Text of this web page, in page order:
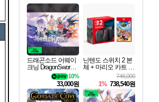
최대 90% 할인가를 만나보세요!
네이버혜택과 함께 만나보세요!
50%할인&추가 적립까지!
이니&베니 혜택까지!
네이버 혜택가와 함께 예약하세요!
할인&네이버혜택으로 만나보세요!
네이버페이 혜택과 만나보세요!
40주년 프로모션으로 만나보세요!
네이버 포인트 혜택까지!
일부 에디션 상시 할인!
혜택으로 예약 판매 중
편안하게 충전하세요
드래곤소드 어웨이
크닝 DragonSword A
10%
33,000원
닌텐도 스위치 2 본
체 + 마리오 카트 월
746,000
1% 738,540원